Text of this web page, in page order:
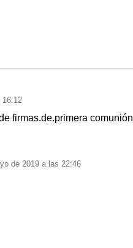
16:12
firmas.de.primera comunión
de 2019 a las 22:46